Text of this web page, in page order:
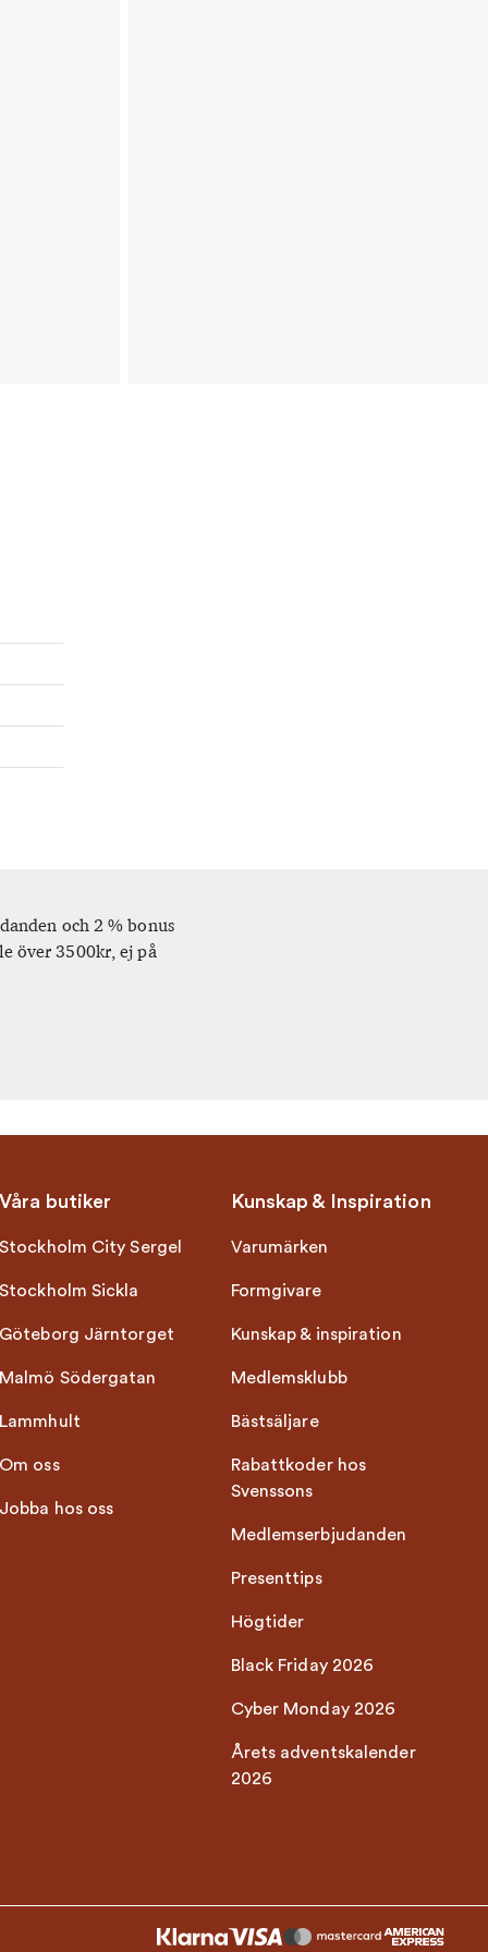
och 2 % bonus
över 3500kr, ej på
Våra butiker
Stockholm City Sergel
Stockholm Sickla
Göteborg Järntorget
Malmö Södergatan
Lammhult
Om oss
Jobba hos oss
Kunskap & Inspiration
Varumärken
Formgivare
Kunskap & inspiration
Medlemsklubb
Bästsäljare
Rabattkoder hos
Svenssons
Medlemserbjudanden
Presenttips
Högtider
Black Friday 2026
Cyber Monday 2026
Årets adventskalender
2026